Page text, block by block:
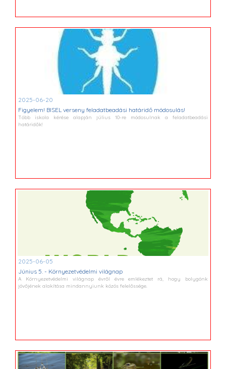
2025-06-20
Figyelem! BISEL verseny feladatbeadási határidő módosulás!
Több iskola kérése alapján július 10-re módosulnak a feladatbeadási
határidők!
2025-06-05
Június 5. - Környezetvédelmi világnap
A Környezetvédelmi világnap évről évre emlékeztet rá, hogy bolygónk
jövőjének alakítása mindannyiunk közös felelőssége.